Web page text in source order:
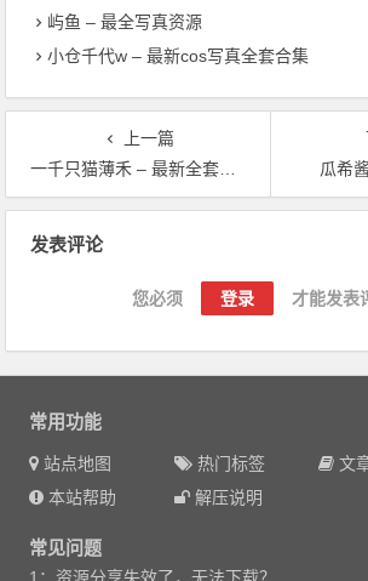
屿鱼 – 最全写真资源
小仓千代w – 最新cos写真全套合集
上一篇
一千只猫薄禾 – 最新全套资源合集
瓜希
发表评论
您必须 登录 才能发表
常用功能
站点地图 热门标签
文
本站帮助
解压说明
常见问题